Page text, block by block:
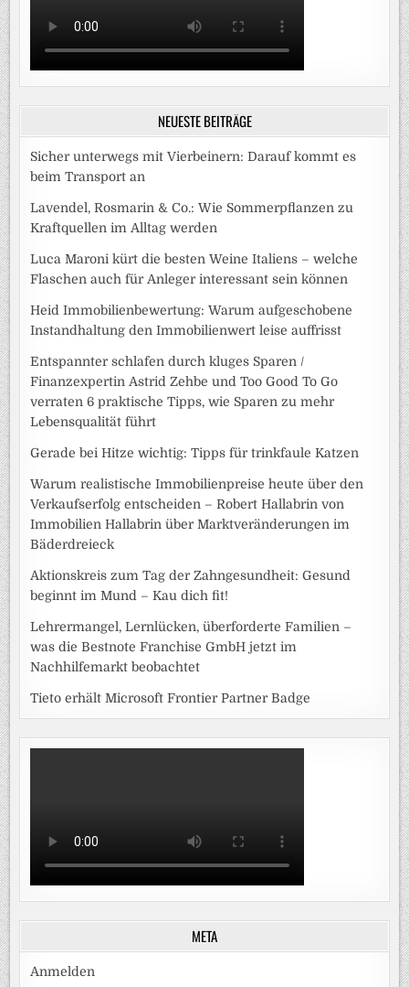
NEUESTE BEITRÄGE
Sicher unterwegs mit Vierbeinern: Darauf kommt es
beim Transport an
Lavendel, Rosmarin & Co.: Wie Sommerpflanzen zu
Kraftquellen im Alltag werden
Luca Maroni kürt die besten Weine Italiens – welche
Flaschen auch für Anleger interessant sein können
Heid Immobilienbewertung: Warum aufgeschobene
Instandhaltung den Immobilienwert leise auffrisst
Entspannter schlafen durch kluges Sparen /
Finanzexpertin Astrid Zehbe und Too Good To Go
verraten 6 praktische Tipps, wie Sparen zu mehr
Lebensqualität führt
Gerade bei Hitze wichtig: Tipps für trinkfaule Katzen
Warum realistische Immobilienpreise heute über den
Verkaufserfolg entscheiden – Robert Hallabrin von
Immobilien Hallabrin über Marktveränderungen im
Bäderdreieck
Aktionskreis zum Tag der Zahngesundheit: Gesund
beginnt im Mund – Kau dich fit!
Lehrermangel, Lernlücken, überforderte Familien –
was die Bestnote Franchise GmbH jetzt im
Nachhilfemarkt beobachtet
Tieto erhält Microsoft Frontier Partner Badge
META
Anmelden